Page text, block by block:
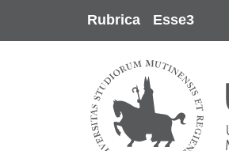
Rubrica Esse3